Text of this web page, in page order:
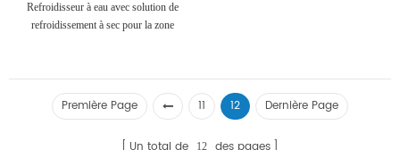
Refroidisseur à eau avec solution de
refroidissement à sec pour la zone
Première Page 11 12 Dernière Page
12